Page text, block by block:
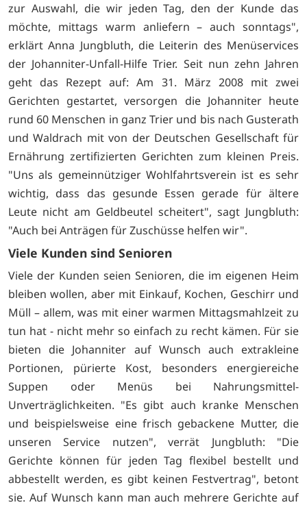
zur Auswahl, die wir jeden Tag, den der Kunde das
möchte, mittags warm anliefern – auch sonntags",
erklärt Anna Jungbluth, die Leiterin des Menüservices
der Johanniter-Unfall-Hilfe Trier. Seit nun zehn Jahren
geht das Rezept auf: Am 31. März 2008 mit zwei
Gerichten gestartet, versorgen die Johanniter heute
rund 60 Menschen in ganz Trier und bis nach Gusterath
und Waldrach mit von der Deutschen Gesellschaft für
Ernährung zertifizierten Gerichten zum kleinen Preis.
"Uns als gemeinnütziger Wohlfahrtsverein ist es sehr
wichtig, dass das gesunde Essen gerade für ältere
Leute nicht am Geldbeutel scheitert", sagt Jungbluth:
"Auch bei Anträgen für Zuschüsse helfen wir".
Viele Kunden sind Senioren
Viele der Kunden seien Senioren, die im eigenen Heim
bleiben wollen, aber mit Einkauf, Kochen, Geschirr und
Müll – allem, was mit einer warmen Mittagsmahlzeit zu
tun hat - nicht mehr so einfach zu recht kämen. Für sie
bieten die Johanniter auf Wunsch auch extrakleine
Portionen, pürierte Kost, besonders energiereiche
Suppen oder Menüs bei Nahrungsmittel-
Unverträglichkeiten. "Es gibt auch kranke Menschen
und beispielsweise eine frisch gebackene Mutter, die
unseren Service nutzen", verrät Jungbluth: "Die
Gerichte können für jeden Tag flexibel bestellt und
abbestellt werden, es gibt keinen Festvertrag", betont
sie. Auf Wunsch kann man auch mehrere Gerichte auf